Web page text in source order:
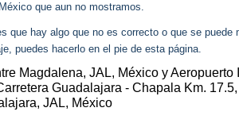
que aun no mostramos.
que hay algo que no es correcto o que se puede
puedes hacerlo en el pie de esta página.
Magdalena, JAL, México y Aeropuerto
Guadalajara - Chapala Km.
JAL, México